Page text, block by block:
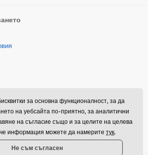
за основна функционалност, за да
на уебсайта по-приятно, за аналитични
на съгласие също и за целите на целева
информация можете да намерите тук.
Не съм съгласен